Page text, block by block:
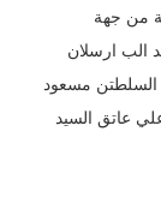
من جهة
الب ارسلان
السلطتن مسعود
عاتق السيد